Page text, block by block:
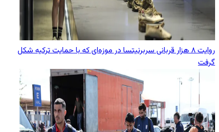
روایت ۸ هزار قربانی سربرنیتسا در موزه‌ای که با حمایت ترکیه شکل
گرفت